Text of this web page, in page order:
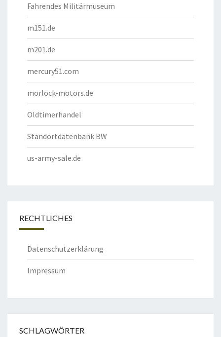
Fahrendes Militärmuseum
m151.de
m201.de
mercury51.com
morlock-motors.de
Oldtimerhandel
Standortdatenbank BW
us-army-sale.de
RECHTLICHES
Datenschutzerklärung
Impressum
SCHLAGWÖRTER